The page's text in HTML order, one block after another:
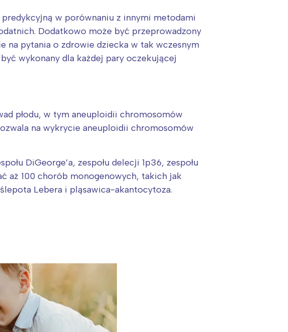
w porównaniu z innymi metodami
Dodatkowo może być przeprowadzony
na pytania o zdrowie dziecka w tak wczesnym
wykonany dla każdej pary oczekującej
płodu, w tym aneuploidii chromosomów
na wykrycie aneuploidii chromosomów
DiGeorge’a, zespołu delecji 1p36, zespołu
aż 100 chorób monogenowych, takich jak
Lebera i pląsawica-akantocytoza.
regionu: